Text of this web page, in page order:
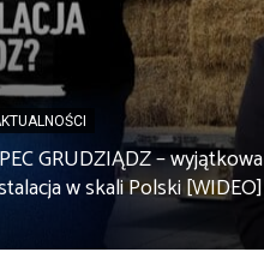
GRUDZIĄDZ – wyjątkowa
w skali Polski [WIDEO]